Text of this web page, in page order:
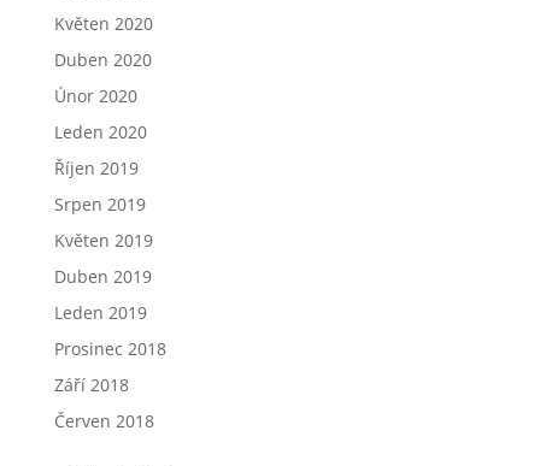
Květen 2020
Duben 2020
Únor 2020
Leden 2020
Říjen 2019
Srpen 2019
Květen 2019
Duben 2019
Leden 2019
Prosinec 2018
Září 2018
Červen 2018